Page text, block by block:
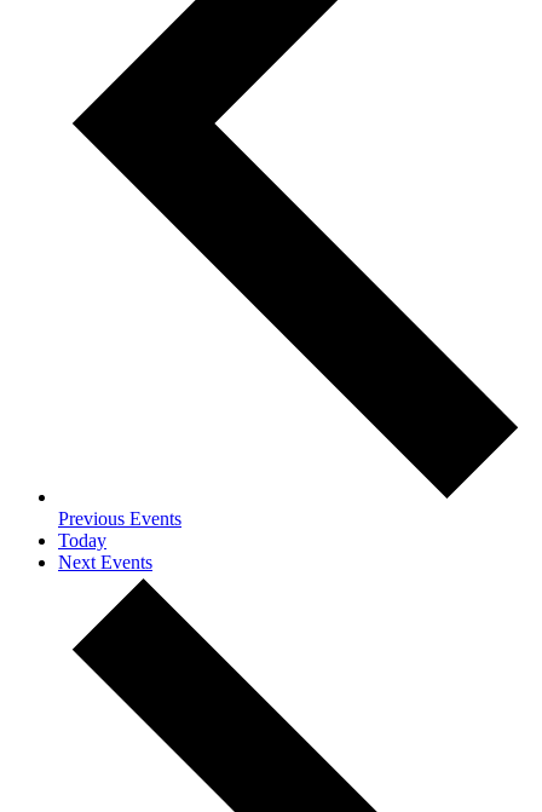
Previous Events
Today
Next Events